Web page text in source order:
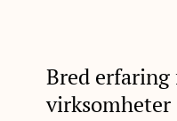
Bred
virksomheter